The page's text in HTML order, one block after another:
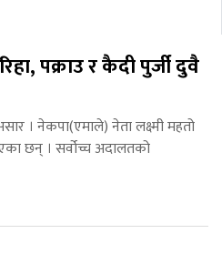
पक्राउ र कैदी पुर्जी दुवै
। नेकपा(एमाले) नेता लक्ष्मी महतो
छन् । सर्वोच्च अदालतको